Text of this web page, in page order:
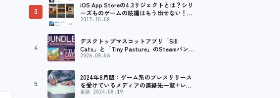
3
iOS App Storeの4.3リジェクトとは？シリ
ーズものゲームの続編はもう出せない！？
脱出ゲームで相次ぐリジェクト
2017.10.08
4
デスクトップマスコットアプリ「Sill
Cats」と「Tiny Pasture」のSteamバンド
ルセットが販売開始。通常価格より10%割
2026.08.06
5
2024年8月版：ゲーム系のプレスリリース
を受けているメディアの連絡先一覧+レビ
ュー依頼先一覧
更新 2024.08.19